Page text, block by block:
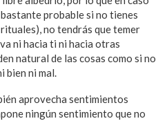
probable si no tienes
no tendrás que temer
ni hacia ti ni hacia otras
natural de las cosas como si no
bien ni mal.
aprovecha sentimientos
ningún sentimiento que no